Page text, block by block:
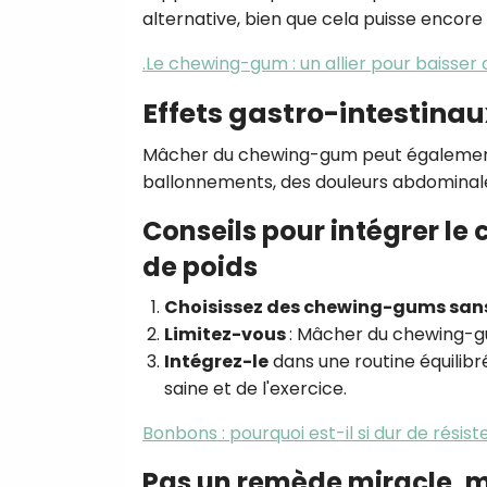
alternative, bien que cela puisse
.Le chewing-gum : un allier pour
Effets gastro-
Mâcher du chewing-gum peut
ballonnements, des douleurs
Conseils pour intégrer
de poids
Choisissez des chewing-gums
Limitez-vous: Mâcher du chewing-
Intégrez-ledans une routine
saine et de l'exercice.
Bonbons : pourquoi est-il si dur de